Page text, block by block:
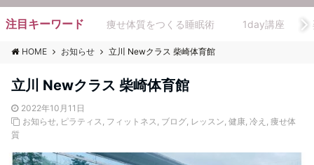
注目キーワード 痩せ体質をつくる睡眠術 1day講座
HOME お知らせ 立川 Newクラス 柴崎体育館
立川 Newクラス 柴崎体育館
2022年10月11日
お知らせ, ピラティス, フィットネス, ブログ, レッスン, 健康, 冷え , 痩せ体
質